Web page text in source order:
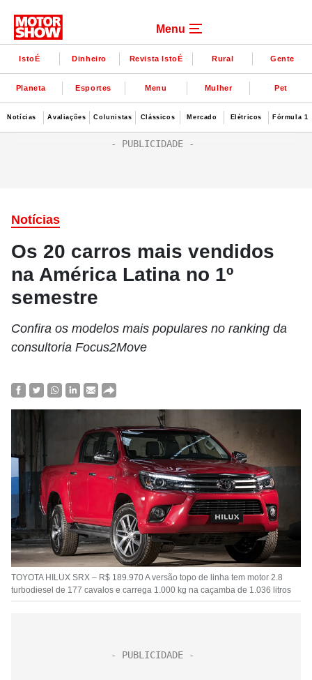
Menu
IstoÉ Dinheiro Revista IstoÉ Rural Gente
Planeta Esportes Menu Mulher Pet
Notícias Avaliações Colunistas Clássicos Mercado Elétricos Fórmula 1
Notícias
Os 20 carros mais vendidos
na América Latina no 1º
semestre
Confira os modelos mais populares no ranking da
consultoria Focus2Move
TOYOTA HILUX SRX – R$ 189.970 A versão topo de linha tem motor 2.8
turbodiesel de 177 cavalos e carrega 1.000 kg na caçamba de 1.036 litros